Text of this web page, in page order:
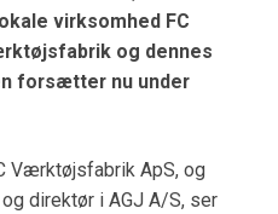
virksomhed FC
og dennes
forsætter nu under
Værktøjsfabrik ApS, og
direktør i AGJ A/S, ser